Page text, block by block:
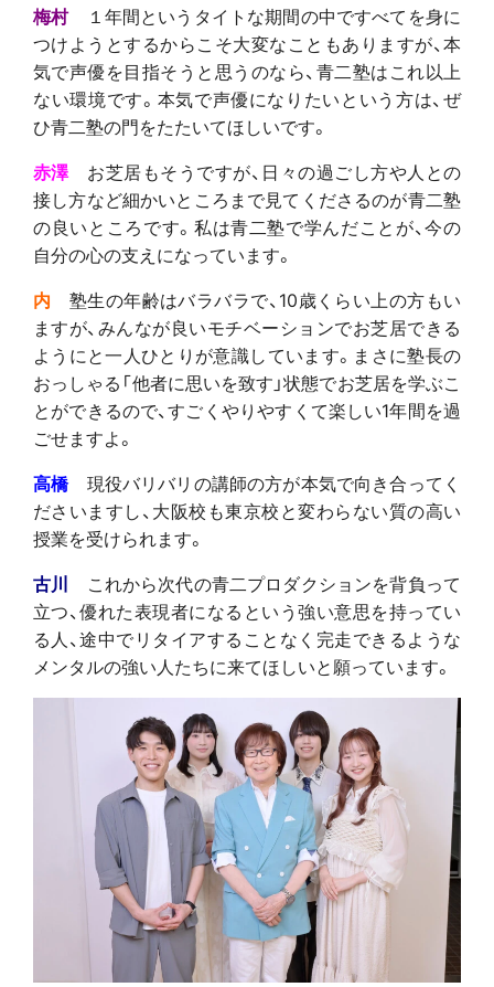
梅村１年間というタイトな期間の中ですべてを身に
つけようとするからこそ大変なこともありますが、本
気で声優を目指そうと思うのなら、青二塾はこれ以上
ない環境です。本気で声優になりたいという方は、ぜ
ひ青二塾の門をたたいてほしいです。
赤澤お芝居もそうですが、日々の過ごし方や人との
接し方など細かいところまで見てくださるのが青二塾
の良いところです。私は青二塾で学んだことが、今の
自分の心の支えになっています。
内 塾生の年齢はバラバラで、10歳くらい上の方もい
ますが、みんなが良いモチベーションでお芝居できる
ようにと一人ひとりが意識しています。まさに塾長の
おっしゃる「他者に思いを致す」状態でお芝居を学ぶこ
とができるので、すごくやりやすくて楽しい1年間を過
ごせますよ。
高橋現役バリバリの講師の方が本気で向き合ってく
ださいますし、大阪校も東京校と変わらない質の高い
授業を受けられます。
古川 これから次代の青二プロダクションを背負って
立つ、優れた表現者になるという強い意思を持ってい
る人、途中でリタイアすることなく完走できるような
メンタルの強い人たちに来てほしいと願っています。